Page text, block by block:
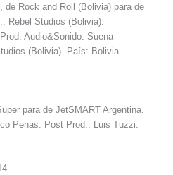
de Rock and Roll (Bolivia) para de
Rebel Studios (Bolivia).
Audio&Sonido: Suena
(Bolivia). País: Bolivia.
para de JetSMART Argentina.
Penas. Post Prod.: Luis Tuzzi.